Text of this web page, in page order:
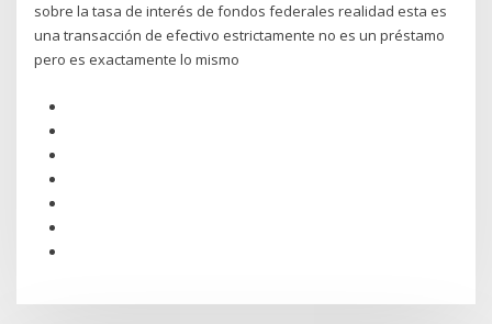
sobre la tasa de interés de fondos federales realidad esta es
una transacción de efectivo estrictamente no es un préstamo
pero es exactamente lo mismo